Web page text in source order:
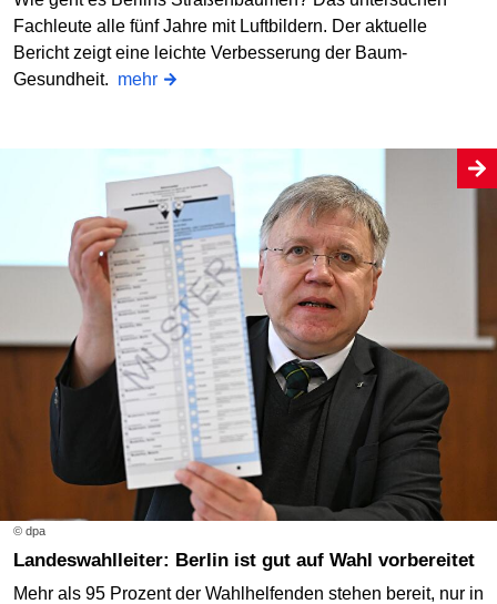
Fachleute alle fünf Jahre mit Luftbildern. Der aktuelle
Bericht zeigt eine leichte Verbesserung der Baum-
Gesundheit. mehr
© dpa
Landeswahlleiter: Berlin ist gut auf Wahl vorbereitet
Mehr als 95 Prozent der Wahlhelfenden stehen bereit, nur in